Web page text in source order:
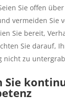
Sie offen
vermeiden Sie
Sie bereit,
Sie darauf,
nicht zu
Sie